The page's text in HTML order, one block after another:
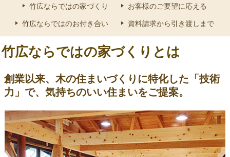
竹広ならではの家づくり お客様のご要望に応える
竹広ならではのお付き合い 資料請求から引き渡しまで
竹広ならではの家づくりとは
創業以来、木の住まいづくりに特化した「技術
力」で、気持ちのいい住まいをご提案。